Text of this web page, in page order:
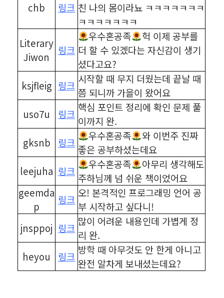
chb 링크 친 나의 몸이라뇨 ㅋㅋㅋㅋㅋㅋㅋ
ㅋㅋㅋㅋㅋㅋㅋ
Literary
Jiwon
링크
우수혼공족
헉 이제 공부를
더 할 수 있겠다는 자신감이 생기
셨다고요?
ksjfleig 링크
시작할 때 무지 더웠는데 끝날 때
쯤 되니까 가을이 왔어요
uso7u
링크
핵심 포인트 정리에 확인 문제 풀
이까지 완.
gksnb
링크
우수혼공족
와 이번주 진짜
좋은 공부하셨는데요
leejuha 링크
우수혼공족
아무리 생각해도
주하님께 넘 쉬운 책이었어요
geemda
p
링크
오! 본격적인 프로그래밍 언어 공
부 시작하고 싶다니!
jnsppoj 링크
많이 어려운 내용인데 가볍게 정
리 완.
heyou
링크
방학 때 아무것도 안 한게 아니고
완전 알차게 보내셨는데요?